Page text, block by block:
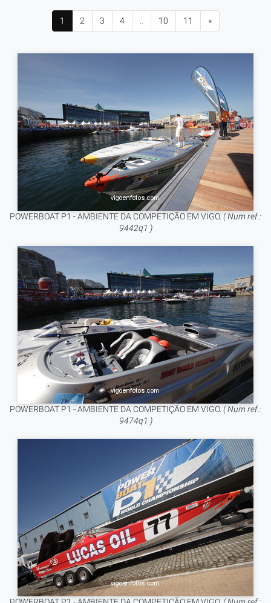
1 2 3 4 10 11 »
POWERBOAT P1 - AMBIENTE DA COMPETIÇÃO EM VIGO. ( Num ref.:
9442q1 )
POWERBOAT P1 - AMBIENTE DA COMPETIÇÃO EM VIGO. ( Num ref.:
9474q1 )